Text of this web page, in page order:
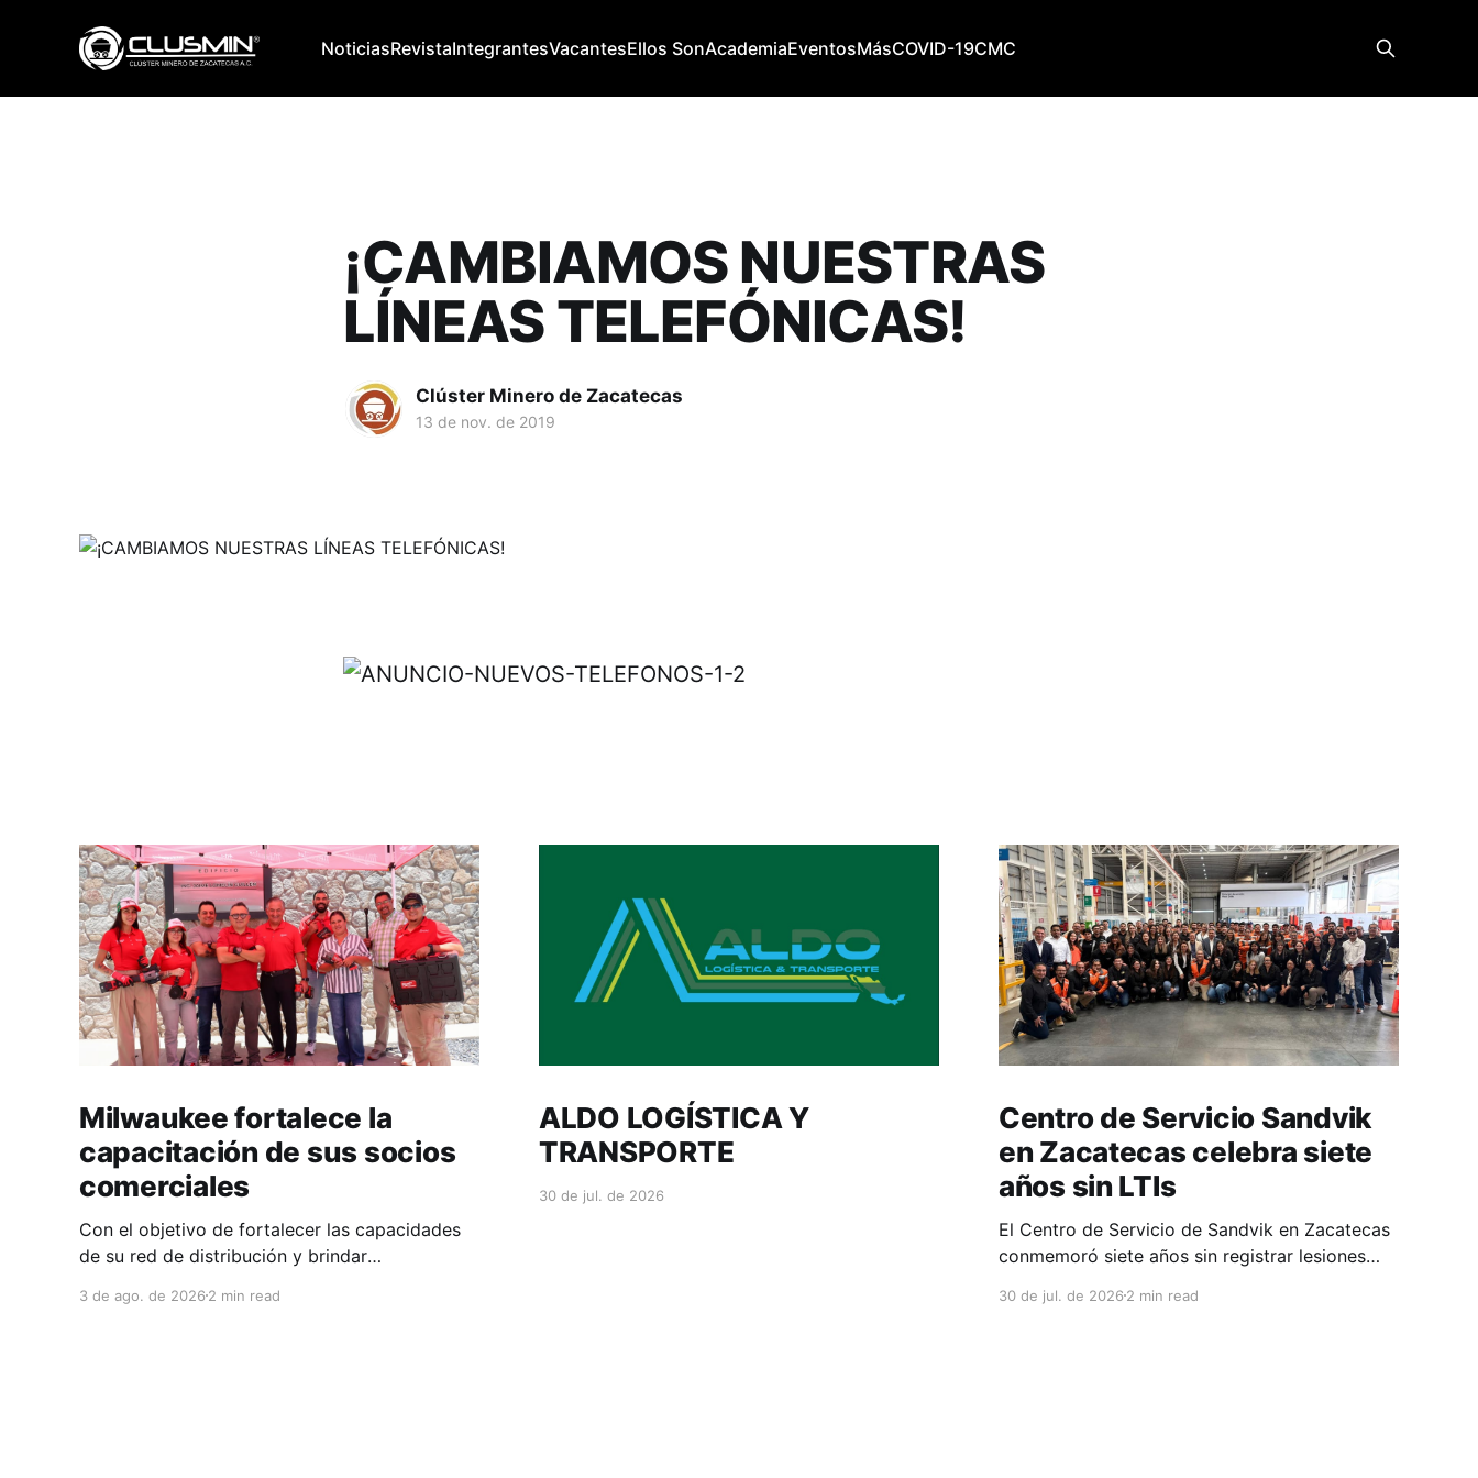
NoticiasRevistaIntegrantesVacantesEllos SonAcademiaEventosMásCOVID-19CMC
¡CAMBIAMOS NUESTRAS
LÍNEAS TELEFÓNICAS!
Clúster Minero de Zacatecas
13 de nov. de 2019
Milwaukee fortalece la
capacitación de sus socios
comerciales
Con el objetivo de fortalecer las capacidades
de su red de distribución y brindar
desempeño comercial y técnico, Milwaukee
3 de ago. de 2026 2 min read
ALDO LOGÍSTICA Y
TRANSPORTE
30 de jul. de 2026
Centro de Servicio Sandvik
en Zacatecas celebra siete
años sin LTIs
El Centro de Servicio de Sandvik en Zacatecas
conmemoró siete años sin registrar lesiones
la consolidación de una cultura de seguridad
30 de jul. de 20262 min read